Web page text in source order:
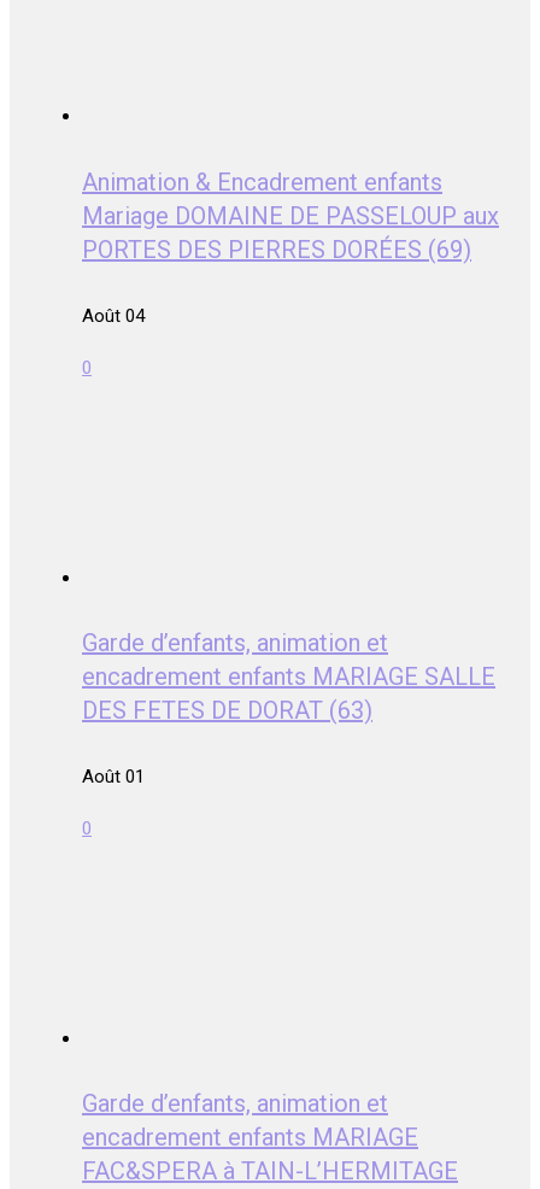
Animation & Encadrement enfants
Mariage DOMAINE DE PASSELOUP aux
PORTES DES PIERRES DORÉES (69)
Août 04
0
Garde d’enfants, animation et
encadrement enfants MARIAGE SALLE
DES FETES DE DORAT (63)
Août 01
0
Garde d’enfants, animation et
encadrement enfants MARIAGE
FAC&SPERA à TAIN-L’HERMITAGE